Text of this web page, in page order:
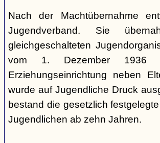
Nach der Machtübernahme
Jugendverband. Sie
gleichgeschalteten
vom 1. Dezember 1936
Erziehungseinrichtung neben
wurde auf Jugendliche Druck
bestand die gesetzlich
Jugendlichen ab zehn Jahren.